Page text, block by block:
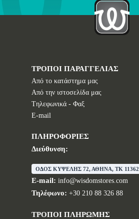
ΤΡΟΠΟΙ ΠΑΡΑΓΓΕΛΙΑΣ
Από το κατάστημα μας
Από την ιστοσελίδα μας
Tηλεφωνικά - Φαξ
E-mail
ΠΛΗΡΟΦΟΡΙΕΣ
Διεύθυνση:
ΟΔΟΣ ΚΥΨΕΛΗΣ 72, ΑΘΗΝΑ, TK 11362
E-mail: info@wisdomstores.com
Τηλέφωνο: +30 210 88 326 88
ΤΡΟΠΟΙ ΠΛΗΡΩΜΗΣ